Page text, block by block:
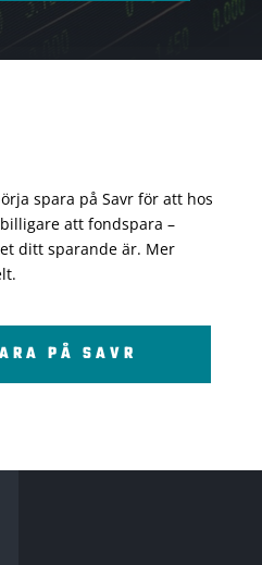
spara på Savr för att hos
att fondspara –
ditt sparande är. Mer
PÅ SAVR